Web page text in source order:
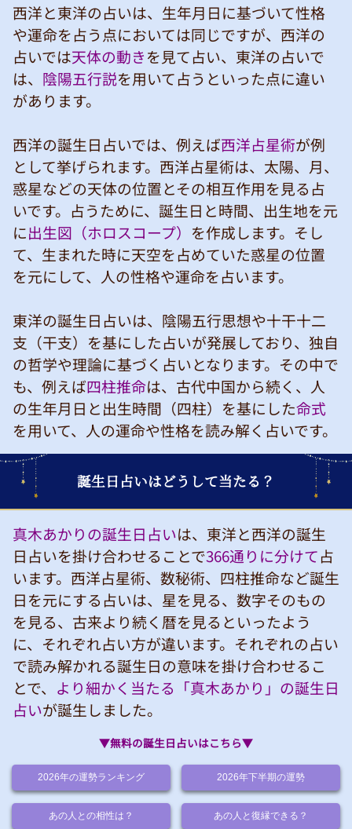
西洋と東洋の占いは、生年月日に基づいて性格
や運命を占う点においては同じですが、西洋の
占いでは天体の動きを見て占い、東洋の占いで
は、 陰陽五行説を用いて占うといった点に違い
があります。
西洋の誕生日占いでは、例えば西洋占星術が例
として挙げられます。西洋占星術は、太陽、月、
惑星などの天体の位置とその相互作用を見る占
いです。占うために、誕生日と時間、出生地を元
に出生図（ホロスコープ） を作成します。そし
て、生まれた時に天空を占めていた惑星の位置
を元にして、人の性格や運命を占います。
東洋の誕生日占いは、陰陽五行思想や十干十二
支（干支）を基にした占いが発展しており、独自
の哲学や理論に基づく占いとなります。その中で
も、例えば四柱推命は、古代中国から続く、人
の生年月日と出生時間（四柱）を基にした命式
を用いて、人の運命や性格を読み解く占いです。
誕生日占いはどうして当たる？
真木あかりの誕生日占いは、東洋と西洋の誕生
日占いを掛け合わせることで366通りに分けて占
います。西洋占星術、数秘術、四柱推命など誕生
日を元にする占いは、星を見る、数字そのもの
を見る、古来より続く暦を見るといったよう
に、それぞれ占い方が違います。それぞれの占い
で読み解かれる誕生日の意味を掛け合わせるこ
とで、 より細かく当たる「真木あかり」の誕生日
占いが誕生しました。
▼無料の誕生日占いはこちら▼
2026年の運勢ランキング 2026年下半期の運勢
あの人との相性は？ あの人と復縁できる？